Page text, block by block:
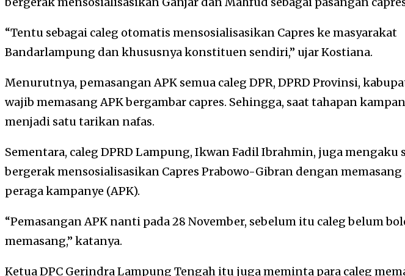
“Tentu sebagai caleg otomatis mensosialisasikan Capres ke masyarakat
Bandarlampung dan khususnya konstituen sendiri,” ujar Kostiana.
Menurutnya, pemasangan APK semua caleg DPR, DPRD Provinsi,
wajib memasang APK bergambar capres. Sehingga, saat tahapan
menjadi satu tarikan nafas.
Sementara, caleg DPRD Lampung, Ikwan Fadil Ibrahmin, juga mengaku
bergerak mensosialisasikan Capres Prabowo-Gibran dengan memasang
peraga kampanye (APK).
“Pemasangan APK nanti pada 28 November, sebelum itu caleg belum
memasang,” katanya.
Ketua DPC Gerindra Lampung Tengah itu juga meminta para caleg